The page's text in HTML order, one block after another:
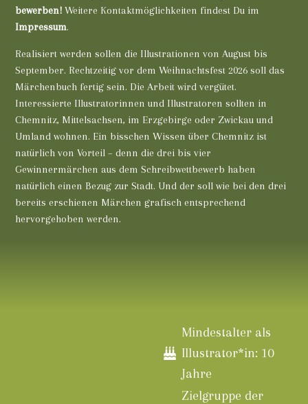
bewerben! Weitere Kontaktmöglichkeiten findest Du im
Impressum.
Realisiert werden sollen die Illustrationen von August bis
September. Rechtzeitig vor dem Weihnachtsfest 2026 soll das
Märchenbuch fertig sein. Die Arbeit wird vergütet.
Interessierte Illustratorinnen und Illustratoren sollten in
Chemnitz, Mittelsachsen, im Erzgebirge oder Zwickau und
Umland wohnen. Ein bisschen Wissen über Chemnitz ist
natürlich von Vorteil – denn die drei bis vier
Gewinnermärchen aus dem Schreibwettbewerb haben
natürlich einen Bezug zur Stadt. Und der soll wie bei den drei
bereits erschienen Märchen grafisch entsprechend
hervorgehoben werden.
Mindestalter als
Illustrator*in: 10
Jahre
Zielgruppe der